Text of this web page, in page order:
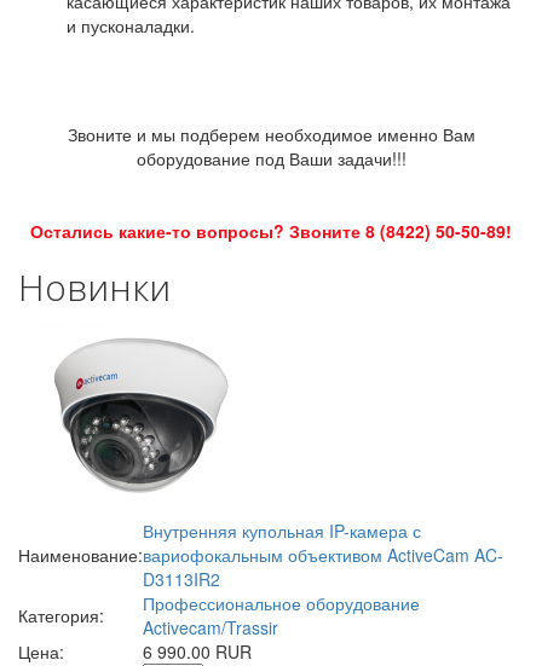
и пусконаладки.
Звоните и мы подберем необходимое именно Вам
оборудование под Ваши задачи!!!
Остались какие-то вопросы? Звоните 8 (8422) 50-50-89!
Новинки
Наименование:
Внутренняя купольная IP-камера с
вариофокальным объективом ActiveCam AC-
D3113IR2
Категория:
Профессиональное оборудование
Activecam/Trassir
Цена:
6 990.00 RUR